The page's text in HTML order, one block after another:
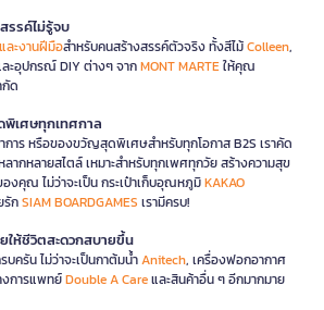
รรค์ไม่รู้จบ
ละงานฝีมือสำหรับคนสร้างสรรค์ตัวจริง ทั้งสีไม้Colleen,
ะอุปกรณ์ DIY ต่างๆ จากMONT MARTEให้คุณ
กัด
เศษทุกเทศกาล
าร หรือของขวัญสุดพิเศษสำหรับทุกโอกาส B2S เราคัด
ลากหลายสไตล์ เหมาะสำหรับทุกเพศทุกวัย สร้างความสุข
งคุณ ไม่ว่าจะเป็น กระเป๋าเก็บอุณหภูมิKAKAO
รักSIAM BOARDGAMES เรามีครบ!
ให้ชีวิตสะดวกสบายขึ้น
บครัน ไม่ว่าจะเป็นกาต้มน้ำAnitech, เครื่องฟอกอากาศ
งการแพทย์Double A Careและสินค้าอื่น ๆ อีกมากมาย